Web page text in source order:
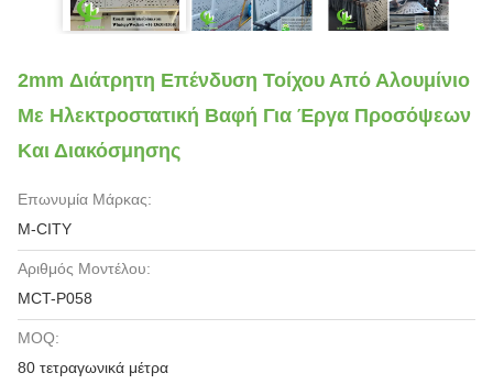
2mm Διάτρητη Επένδυση Τοίχου Από Αλουμίνιο
Με Ηλεκτροστατική Βαφή Για Έργα Προσόψεων
Και Διακόσμησης
Επωνυμία Μάρκας:
M-CITY
Αριθμός Μοντέλου:
MCT-P058
MOQ:
80 τετραγωνικά μέτρα